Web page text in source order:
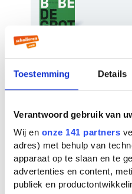
Toestemming Details
Verantwoord gebruik van
Wij en onze 141 partners
adres) met behulp van
apparaat op te slaan en te
advertenties en content,
publiek en
dit verhaal. Axel de
invloed op Egon
oefenen. Als de twee
zegt. Hierdoor is er
vriendschap. Egon
dat hij alles doet wat
hij niet door dat hij
pad af gaat.
Eerst grijs
blauw
Moor